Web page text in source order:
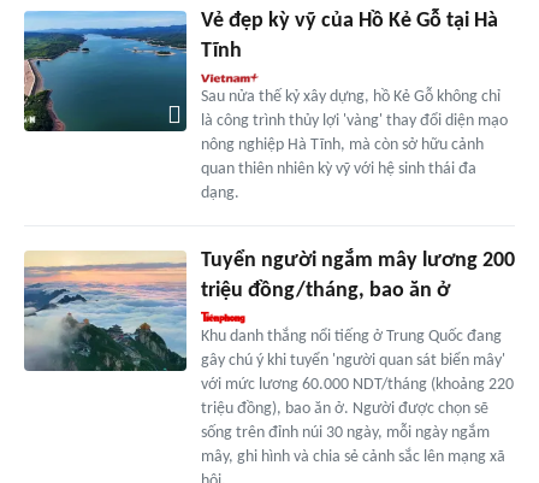
Vẻ đẹp kỳ vỹ của Hồ Kẻ Gỗ tại Hà
Tĩnh
Sau nửa thế kỷ xây dựng, hồ Kẻ Gỗ không chỉ
là công trình thủy lợi 'vàng' thay đổi diện mạo
nông nghiệp Hà Tĩnh, mà còn sở hữu cảnh
quan thiên nhiên kỳ vỹ với hệ sinh thái đa
dạng.
Tuyển người ngắm mây lương 200
triệu đồng/tháng, bao ăn ở
Khu danh thắng nổi tiếng ở Trung Quốc đang
gây chú ý khi tuyển 'người quan sát biển mây'
với mức lương 60.000 NDT/tháng (khoảng 220
triệu đồng), bao ăn ở. Người được chọn sẽ
sống trên đỉnh núi 30 ngày, mỗi ngày ngắm
mây, ghi hình và chia sẻ cảnh sắc lên mạng xã